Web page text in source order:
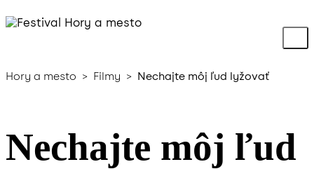
Hory a mesto > Filmy > Nechajte môj ľud lyžovať
Nechajte môj ľud